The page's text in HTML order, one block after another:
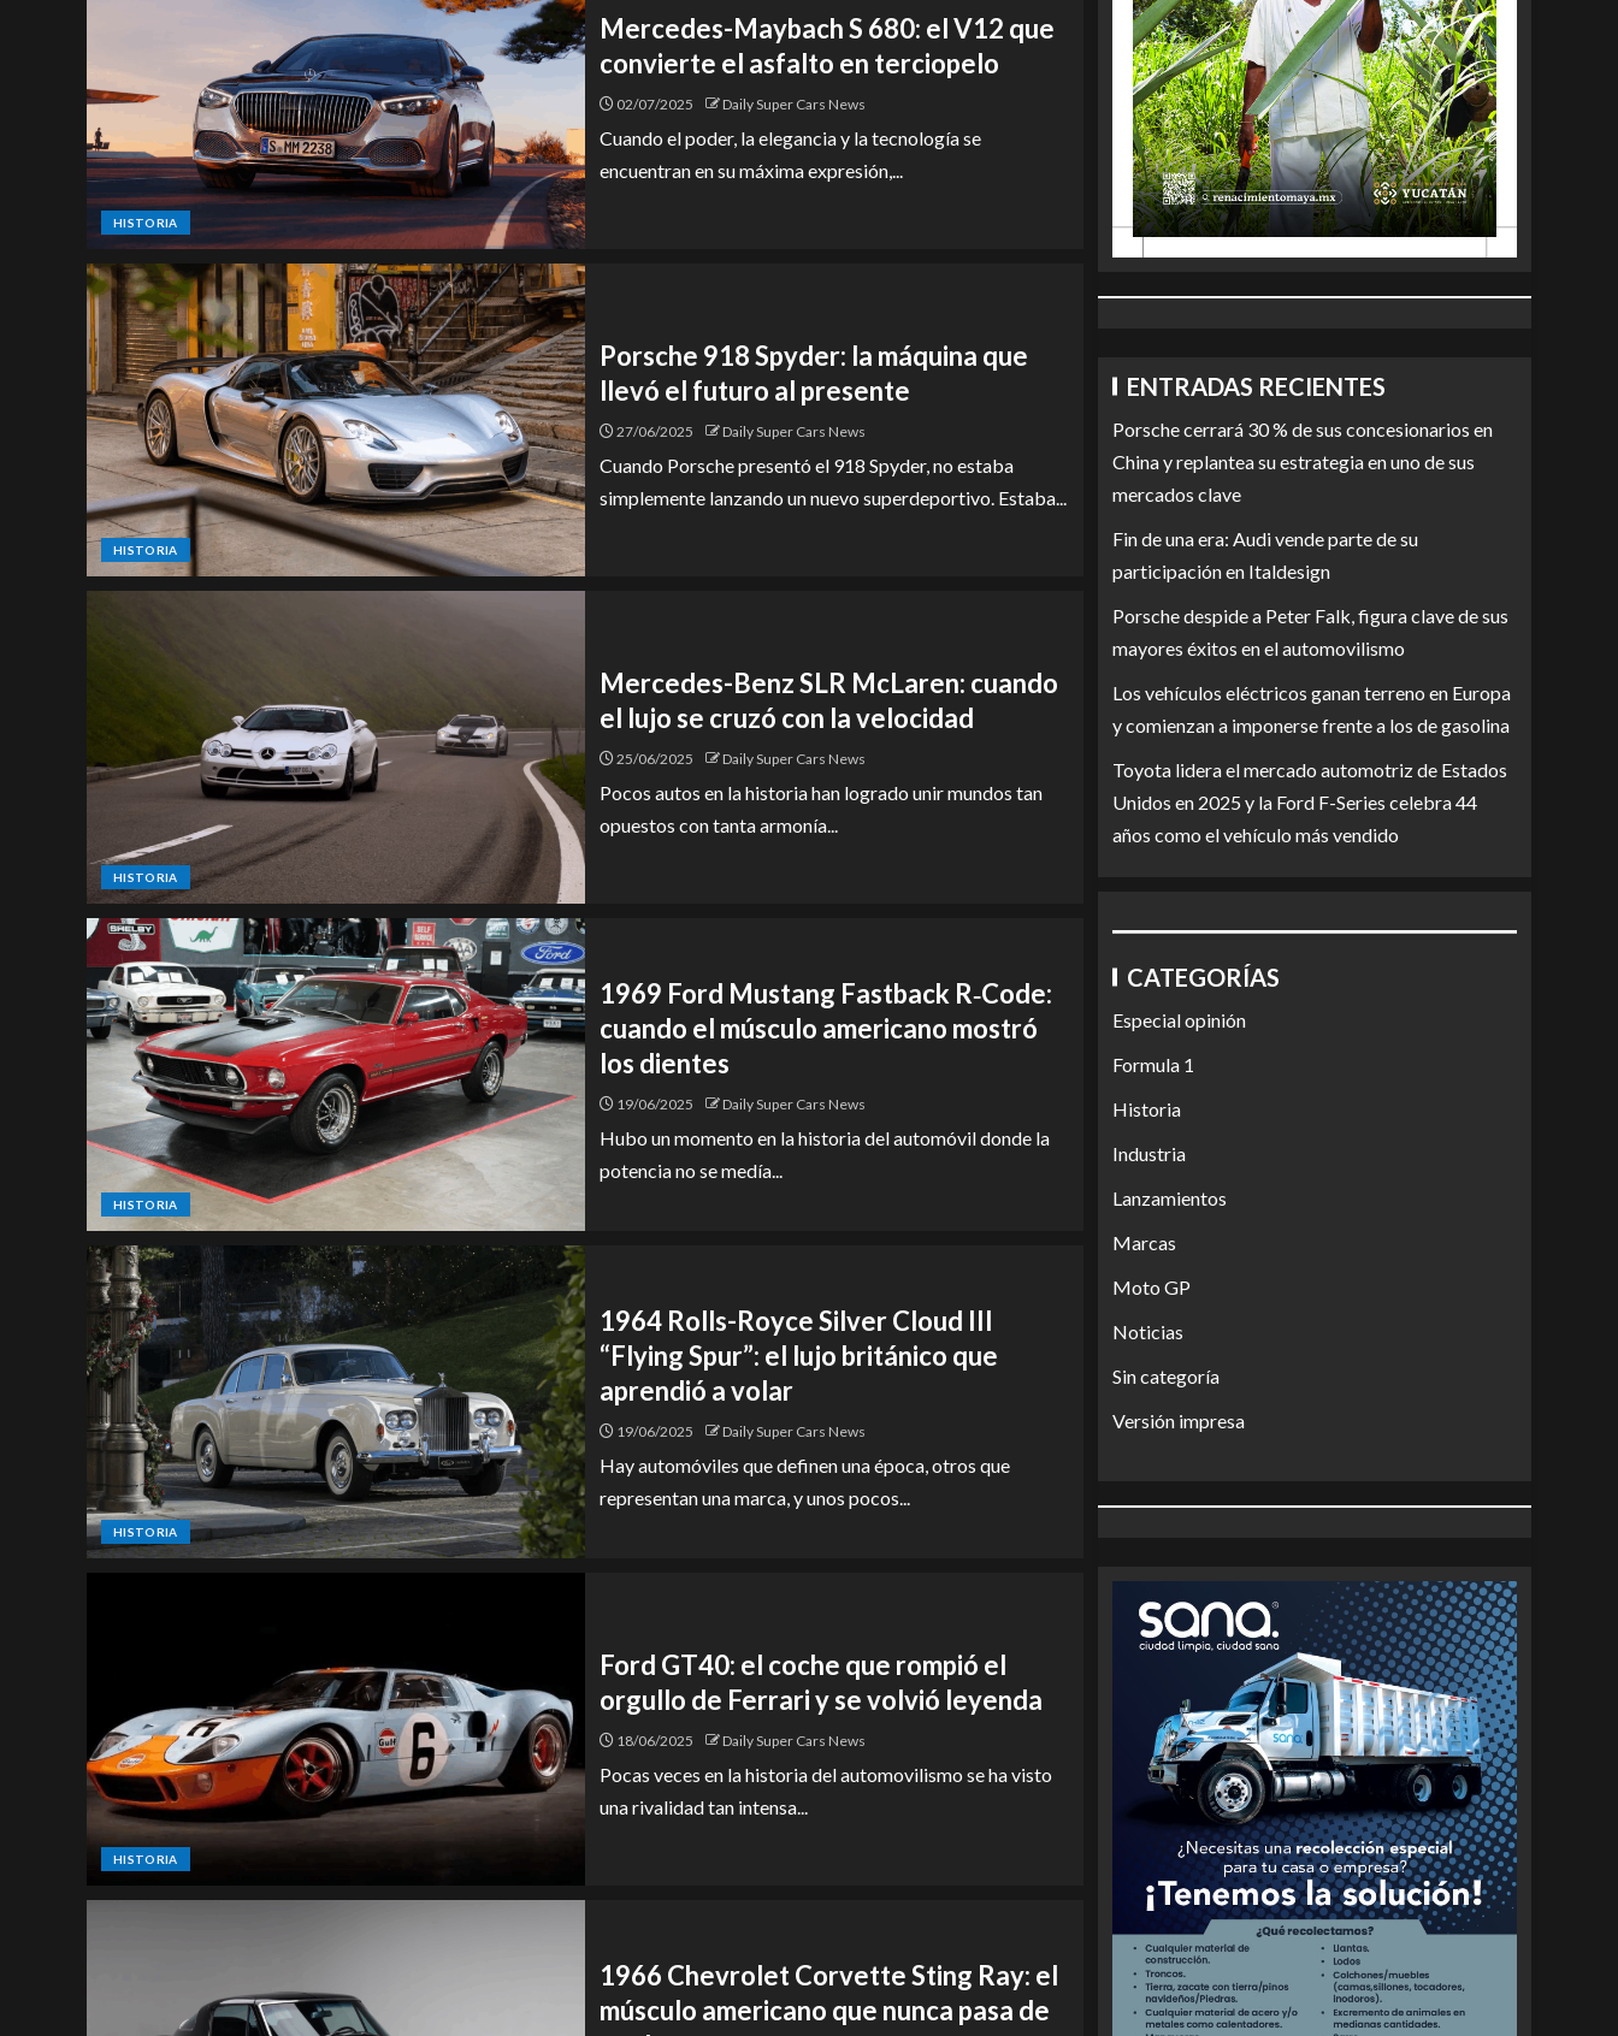
HISTORIA
Mercedes-Maybach S 680: el V12 que
convierte el asfalto en terciopelo
02/07/2025 Daily Super Cars News
Cuando el poder, la elegancia y la tecnología se
encuentran en su máxima expresión,...
HISTORIA
Porsche 918 Spyder: la máquina que
llevó el futuro al presente
27/06/2025 Daily Super Cars News
Cuando Porsche presentó el 918 Spyder, no estaba
simplemente lanzando un nuevo superdeportivo. Estaba...
HISTORIA
Mercedes-Benz SLR McLaren: cuando
el lujo se cruzó con la velocidad
25/06/2025 Daily Super Cars News
Pocos autos en la historia han logrado unir mundos tan
opuestos con tanta armonía...
HISTORIA
1969 Ford Mustang Fastback R‑Code:
cuando el músculo americano mostró
los dientes
19/06/2025 Daily Super Cars News
Hubo un momento en la historia del automóvil donde la
potencia no se medía...
HISTORIA
1964 Rolls-Royce Silver Cloud III
“Flying Spur”: el lujo británico que
aprendió a volar
19/06/2025 Daily Super Cars News
Hay automóviles que definen una época, otros que
representan una marca, y unos pocos...
HISTORIA
Ford GT40: el coche que rompió el
orgullo de Ferrari y se volvió leyenda
18/06/2025 Daily Super Cars News
Pocas veces en la historia del automovilismo se ha visto
una rivalidad tan intensa...
1966 Chevrolet Corvette Sting Ray: el
músculo americano que nunca pasa de
ENTRADAS RECIENTES
Porsche cerrará 30 % de sus concesionarios en
China y replantea su estrategia en uno de sus
mercados clave
Fin de una era: Audi vende parte de su
participación en Italdesign
Porsche despide a Peter Falk, figura clave de sus
mayores éxitos en el automovilismo
Los vehículos eléctricos ganan terreno en Europa
y comienzan a imponerse frente a los de gasolina
Toyota lidera el mercado automotriz de Estados
Unidos en 2025 y la Ford F-Series celebra 44
años como el vehículo más vendido
CATEGORÍAS
Especial opinión
Formula 1
Historia
Industria
Lanzamientos
Marcas
Moto GP
Noticias
Sin categoría
Versión impresa